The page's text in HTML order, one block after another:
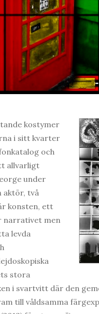
kostymer
i sitt kvarter
och
allvarligt
under
aktör, två
konsten, ett
narrativet men
levda
stora
i svartvitt där den
till våldsamma